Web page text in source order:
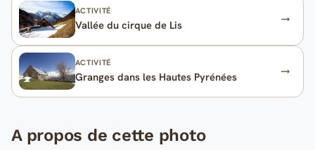
ACTIVITÉ
Vallée du cirque de Lis
ACTIVITÉ
Granges dans les Hautes Pyrénées
A propos de cette photo